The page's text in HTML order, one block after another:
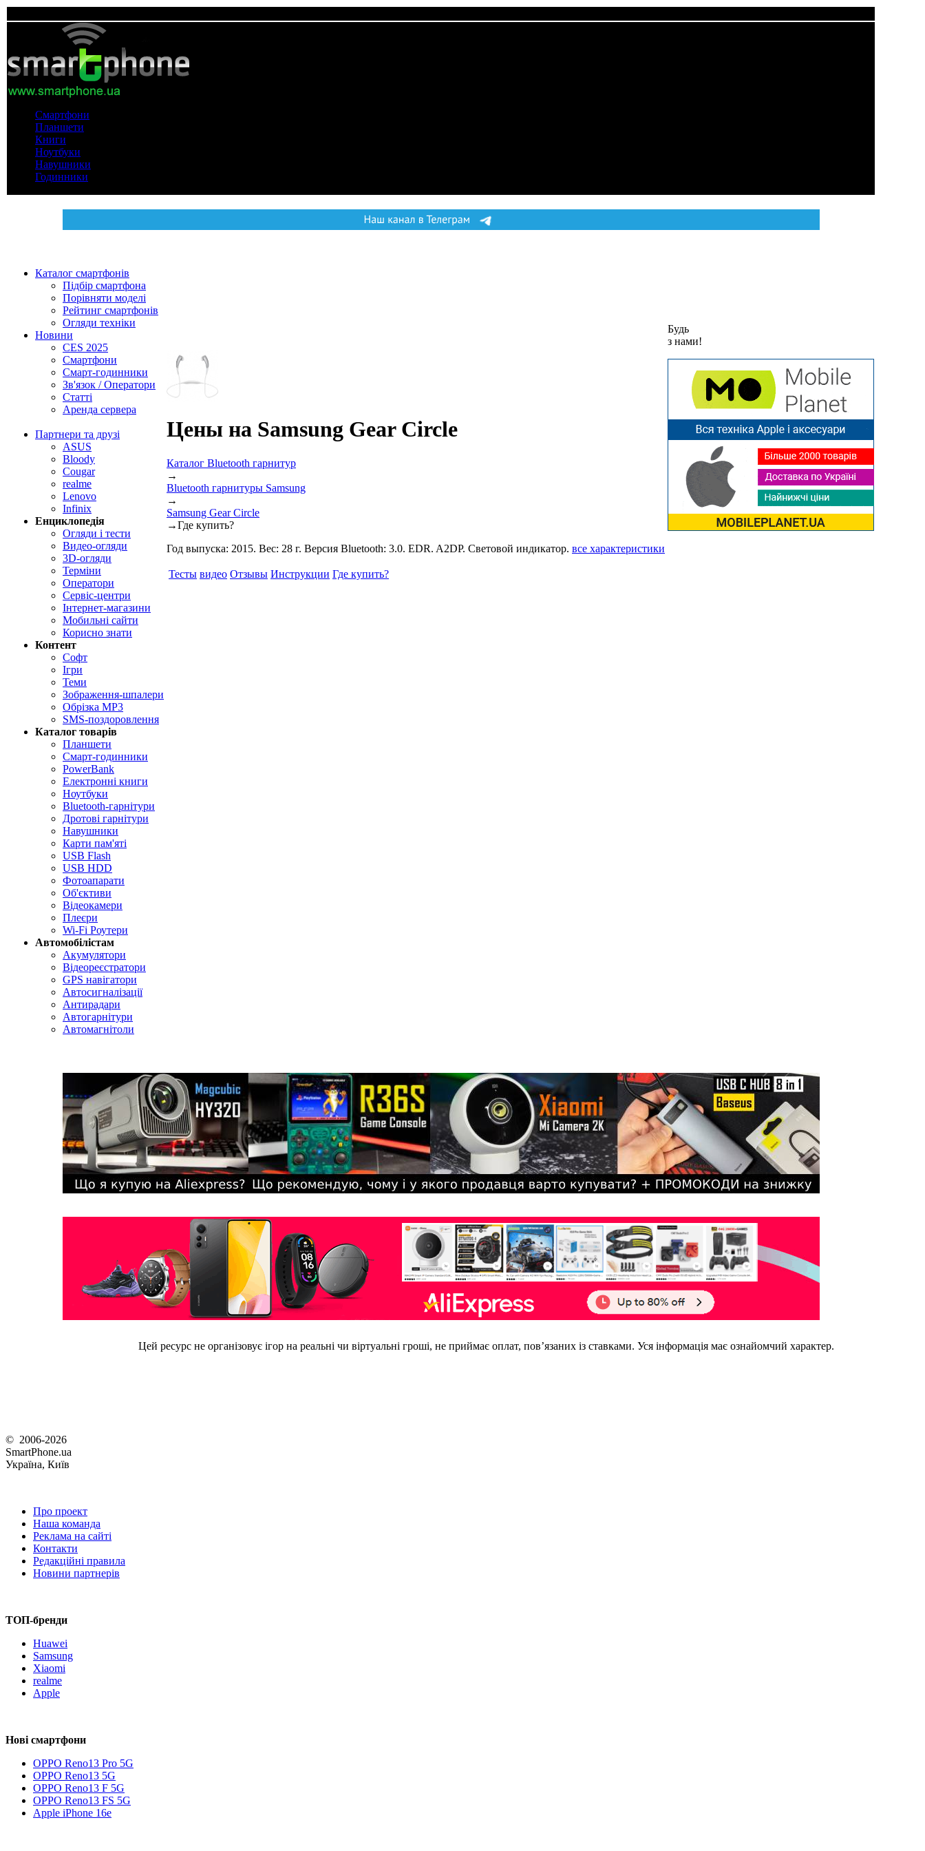
Смартфони
Планшети
Книги
Ноутбуки
Навушники
Годинники
Каталог смартфонів
Підбір смартфона
Порівняти моделі
Рейтинг смартфонів
Огляди техніки
Новини
CES 2025
Смартфони
Смарт-годинники
Зв'язок / Оператори
Статті
Аренда сервера
Партнери та друзі
ASUS
Bloody
Cougar
realme
Lenovo
Infinix
Енциклопедія
Огляди і тести
Видео-огляди
3D-огляди
Терміни
Оператори
Сервіс-центри
Інтернет-магазини
Мобильні сайти
Корисно знати
Контент
Софт
Ігри
Теми
Зображення-шпалери
Обрізка MP3
SMS-поздоровлення
Каталог товарів
Планшети
Смарт-годинники
PowerBank
Електронні книги
Ноутбуки
Bluetooth-гарнітури
Дротові гарнітури
Навушники
Карти пам'яті
USB Flash
USB HDD
Фотоапарати
Об'єктиви
Відеокамери
Плеєри
Wi-Fi Роутери
Автомобілістам
Акумулятори
Відеореєстратори
GPS навігатори
Автосигналізації
Антирадари
Автогарнітури
Автомагнітоли
Цены на Samsung Gear Circle
Каталог Bluetooth гарнитур
→
Bluetooth гарнитуры Samsung
→
Samsung Gear Circle
→Где купить?
Год выпуска: 2015. Вес: 28 г. Версия Bluetooth: 3.0. EDR. A2DP. Световой индикатор. все характеристики
Тесты видео Отзывы Инструкции Где купить?
Будь
з нами!
Цей ресурс не організовує ігор на реальні чи віртуальні гроші, не приймає оплат, пов’язаних із ставками. Уся інформація має ознайомчий характер.
© 2006-2026
SmartPhone.ua
Україна, Київ
Про проект
Наша команда
Реклама на сайті
Контакти
Редакційні правила
Новини партнерів
ТОП-бренди
Huawei
Samsung
Xiaomi
realme
Apple
Нові смартфони
OPPO Reno13 Pro 5G
OPPO Reno13 5G
OPPO Reno13 F 5G
OPPO Reno13 FS 5G
Apple iPhone 16e